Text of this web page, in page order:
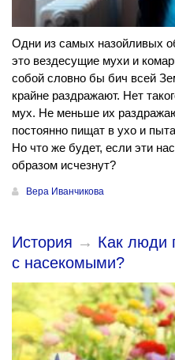
Одни из самых назойливых
это вездесущие мухи и
собой словно бы бич всей
крайне раздражают. Нет
мух. Не меньше их
постоянно пищат в ухо и
Но что же будет, если эти
образом исчезнут?
Вера Иванчикова
История → Как люди
с насекомыми?